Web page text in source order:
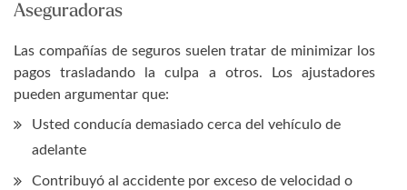
Aseguradoras
Las compañías de seguros suelen tratar de minimizar los
pagos trasladando la culpa a otros. Los ajustadores
pueden argumentar que:
Usted conducía demasiado cerca del vehículo de
adelante
Contribuyó al accidente por exceso de velocidad o